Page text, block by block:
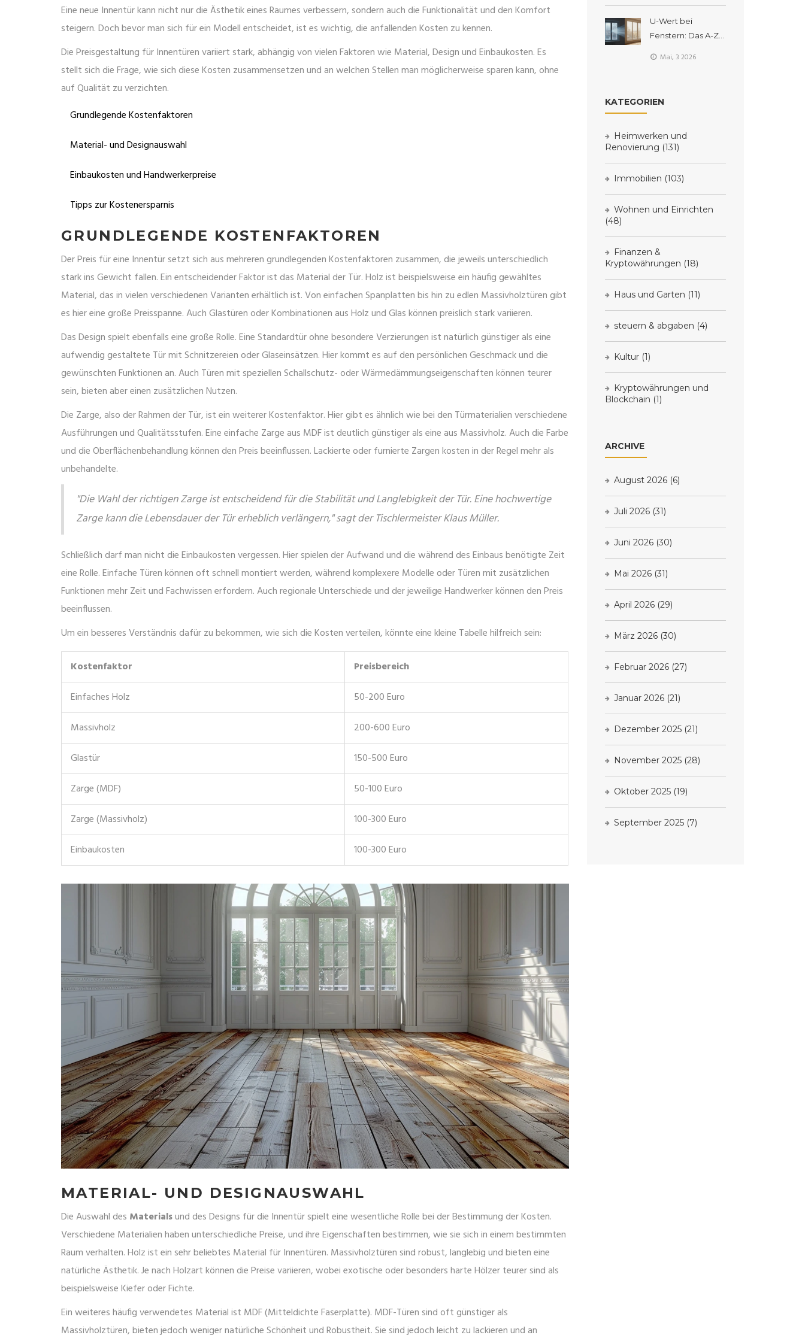
Eine neue Innentür kann nicht nur die Ästhetik eines Raumes verbessern, sondern auch die Funktionalität und den Komfort
steigern. Doch bevor man sich für ein Modell entscheidet, ist es wichtig, die anfallenden Kosten zu kennen.
Die Preisgestaltung für Innentüren variiert stark, abhängig von vielen Faktoren wie Material, Design und Einbaukosten. Es
stellt sich die Frage, wie sich diese Kosten zusammensetzen und an welchen Stellen man möglicherweise sparen kann, ohne
auf Qualität zu verzichten.
Grundlegende Kostenfaktoren
Material- und Designauswahl
Einbaukosten und Handwerkerpreise
Tipps zur Kostenersparnis
GRUNDLEGENDE KOSTENFAKTOREN
Der Preis für eine Innentür setzt sich aus mehreren grundlegenden Kostenfaktoren zusammen, die jeweils unterschiedlich
stark ins Gewicht fallen. Ein entscheidender Faktor ist das Material der Tür. Holz ist beispielsweise ein häufig gewähltes
Material, das in vielen verschiedenen Varianten erhältlich ist. Von einfachen Spanplatten bis hin zu edlen Massivholztüren gibt
es hier eine große Preisspanne. Auch Glastüren oder Kombinationen aus Holz und Glas können preislich stark variieren.
Das Design spielt ebenfalls eine große Rolle. Eine Standardtür ohne besondere Verzierungen ist natürlich günstiger als eine
aufwendig gestaltete Tür mit Schnitzereien oder Glaseinsätzen. Hier kommt es auf den persönlichen Geschmack und die
gewünschten Funktionen an. Auch Türen mit speziellen Schallschutz- oder Wärmedämmungseigenschaften können teurer
sein, bieten aber einen zusätzlichen Nutzen.
Die Zarge, also der Rahmen der Tür, ist ein weiterer Kostenfaktor. Hier gibt es ähnlich wie bei den Türmaterialien verschiedene
Ausführungen und Qualitätsstufen. Eine einfache Zarge aus MDF ist deutlich günstiger als eine aus Massivholz. Auch die Farbe
und die Oberflächenbehandlung können den Preis beeinflussen. Lackierte oder furnierte Zargen kosten in der Regel mehr als
unbehandelte.
"Die Wahl der richtigen Zarge ist entscheidend für die Stabilität und Langlebigkeit der Tür. Eine hochwertige
Zarge kann die Lebensdauer der Tür erheblich verlängern," sagt der Tischlermeister Klaus Müller.
Schließlich darf man nicht die Einbaukosten vergessen. Hier spielen der Aufwand und die während des Einbaus benötigte Zeit
eine Rolle. Einfache Türen können oft schnell montiert werden, während komplexere Modelle oder Türen mit zusätzlichen
Funktionen mehr Zeit und Fachwissen erfordern. Auch regionale Unterschiede und der jeweilige Handwerker können den Preis
beeinflussen.
Um ein besseres Verständnis dafür zu bekommen, wie sich die Kosten verteilen, könnte eine kleine Tabelle hilfreich sein:
Kostenfaktor
Preisbereich
Einfaches Holz
50-200 Euro
Massivholz
200-600 Euro
Glastür
150-500 Euro
Zarge (MDF)
50-100 Euro
Zarge (Massivholz)
100-300 Euro
Einbaukosten
100-300 Euro
MATERIAL- UND DESIGNAUSWAHL
Die Auswahl des Materialsund des Designs für die Innentür spielt eine wesentliche Rolle bei der Bestimmung der Kosten.
Verschiedene Materialien haben unterschiedliche Preise, und ihre Eigenschaften bestimmen, wie sie sich in einem bestimmten
Raum verhalten. Holz ist ein sehr beliebtes Material für Innentüren. Massivholztüren sind robust, langlebig und bieten eine
natürliche Ästhetik. Je nach Holzart können die Preise variieren, wobei exotische oder besonders harte Hölzer teurer sind als
beispielsweise Kiefer oder Fichte.
Ein weiteres häufig verwendetes Material ist MDF (Mitteldichte Faserplatte). MDF-Türen sind oft günstiger als
Massivholztüren, bieten jedoch weniger natürliche Schönheit und Robustheit. Sie sind jedoch leicht zu lackieren und an
U-Wert bei
Fenstern: Das A-Z
Mai, 3 2026
KATEGORIEN
Heimwerken und
Renovierung (131)
Immobilien (103)
Wohnen und Einrichten
(48)
Finanzen &
Kryptowährungen (18)
Haus und Garten (11)
steuern & abgaben (4)
Kultur (1)
Kryptowährungen und
Blockchain (1)
ARCHIVE
August 2026 (6)
Juli 2026 (31)
Juni 2026 (30)
Mai 2026 (31)
April 2026 (29)
März 2026 (30)
Februar 2026 (27)
Januar 2026 (21)
Dezember 2025 (21)
November 2025 (28)
Oktober 2025 (19)
September 2025 (7)